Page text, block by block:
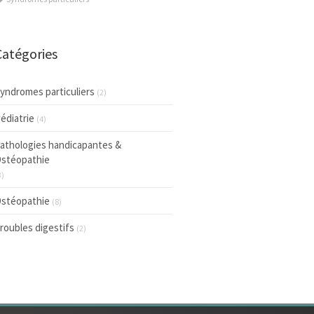
particuliers (2)
(4)
handicapantes &
(8)
digestifs (2)